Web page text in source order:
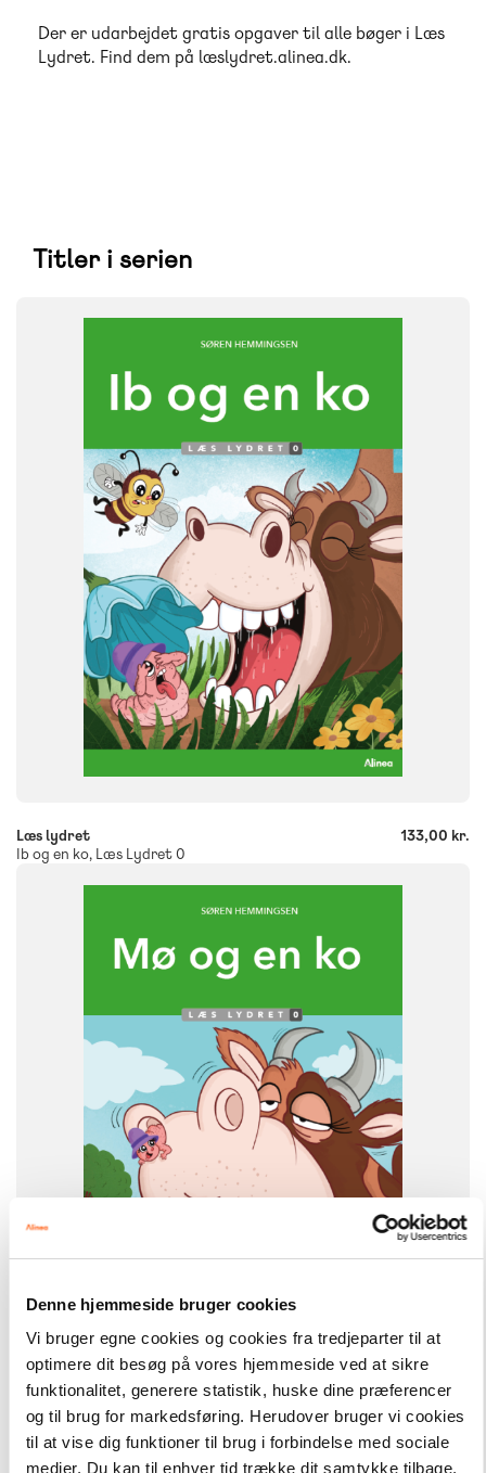
Denne hjemmeside bruger cookies
Vi bruger egne cookies og cookies fra tredjeparter til at
optimere dit besøg på vores hjemmeside ved at sikre
funktionalitet, generere statistik, huske dine præferencer
og til brug for markedsføring. Herudover bruger vi cookies
til at vise dig funktioner til brug i forbindelse med sociale
medier. Du kan til enhver tid trække dit samtykke tilbage.
Der er udarbejdet gratis opgaver til alle bøger i Læs
Lydret. Find dem på læslydret.alinea.dk.
Titler i serien
1. klasse 2. klasse 3. klasse
FORMAT
Flergangsbog
9788723578945
+
Læs lydret
Ib og en ko, Læs Lydret 0
133,00 kr.
1. klasse 2. klasse 3. klasse
FORMAT
9788723580108
-
Læs lydret
Mø og en ko, Læs Lydret 0
133,00 kr.